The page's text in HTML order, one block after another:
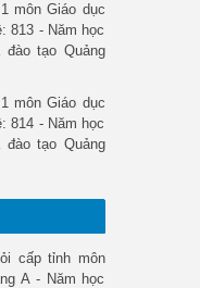
môn Giáo dục
813 - Năm học
tạo Quảng
môn Giáo dục
814 - Năm học
tạo Quảng
cấp tỉnh môn
A - Năm học